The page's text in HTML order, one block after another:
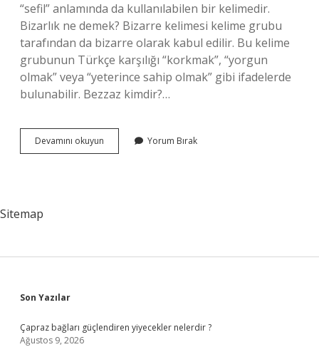
“sefil” anlamında da kullanılabilen bir kelimedir.
Bizarlık ne demek? Bizarre kelimesi kelime grubu
tarafından da bizarre olarak kabul edilir. Bu kelime
grubunun Türkçe karşılığı “korkmak”, “yorgun
olmak” veya “yeterince sahip olmak” gibi ifadelerde
bulunabilir. Bezzaz kimdir?…
Devamını okuyun Bezzazlık
Ne
Yorum Bırak
Sitemap
Sidebar
Son Yazılar
Çapraz bağları güçlendiren yiyecekler nelerdir ?
Ağustos 9, 2026